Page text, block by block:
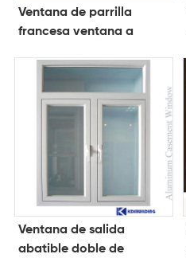
Ventana de parrilla
francesa ventana a
Ventana de salida
abatible doble de